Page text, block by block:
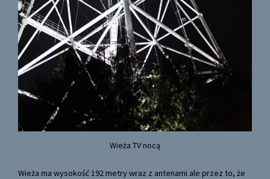
Wieża TV nocą
Wieża ma wysokość 192 metry wraz z antenami ale przez to, że